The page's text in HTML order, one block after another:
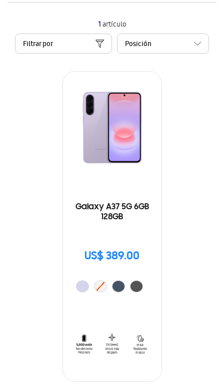
1artículo
Filtrar por
Galaxy A37 5G 6GB
128GB
US$ 389.00